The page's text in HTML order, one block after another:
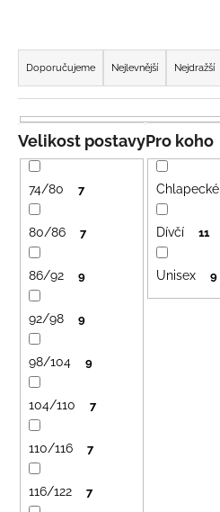
Ř
a
z
e
n
í
p
o
d
u
ů
Doporučujeme Nejlevnější Nejdražší
Pro koho
Chlapecké
Dívčí 11
Unisex 9
Velikost postavy
74/80 7
80/86 7
86/92 9
92/98 9
98/104 9
104/110 7
110/116 7
116/122 7
HLEDAT
D
p
LETNÍ
ČEPICE
UV
30
SVĚTLE
MODRÁ